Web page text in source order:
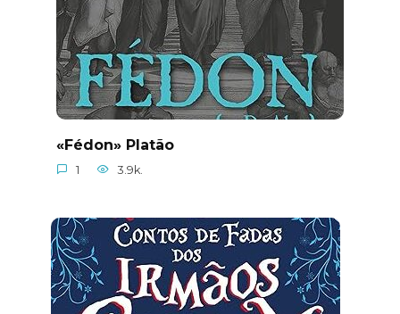
«Fédon» Platão
1 3.9k.